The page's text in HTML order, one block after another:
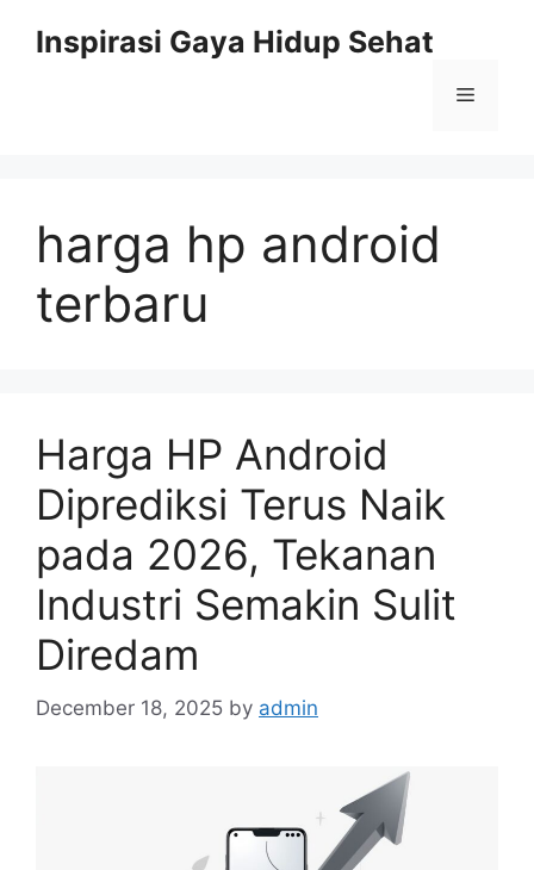
Inspirasi Gaya Hidup Sehat
Menu
harga hp android
terbaru
Harga HP Android
Diprediksi Terus Naik
pada 2026, Tekanan
Industri Semakin Sulit
Diredam
December 18, 2025 by admin